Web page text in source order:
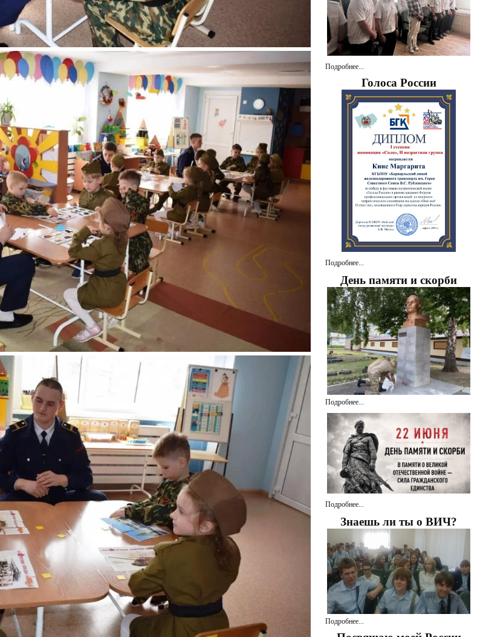
Подробнее...
Голоса России
Подробнее...
День памяти и скорби
Подробнее...
Подробнее...
Знаешь ли ты о ВИЧ?
Подробнее...